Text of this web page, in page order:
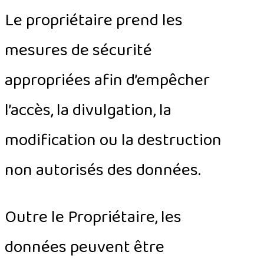
Le propriétaire prend les
mesures de sécurité
appropriées afin d’empêcher
l’accès, la divulgation, la
modification ou la destruction
non autorisés des données.
Outre le Propriétaire, les
données peuvent être